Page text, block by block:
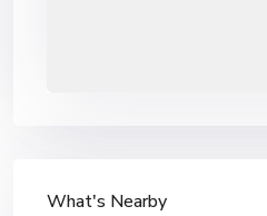
What's Nearby